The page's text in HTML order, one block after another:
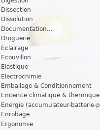
Dissection
Dissolution
Documentation...
Droguerie
Eclairage
Ecouvillon
Elastique
Electrochimie
Emballage & Conditionnement
Enceinte climatique & thermique
Energie (accumulateur-batterie-p
Enrobage
Ergonomie